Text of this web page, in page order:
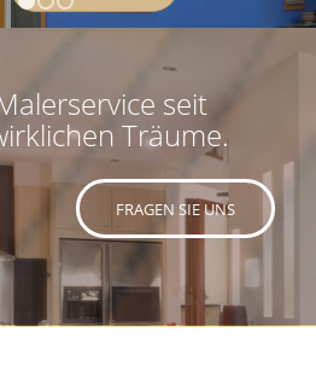
1
seit
Träume.
FRAGEN SIE UNS